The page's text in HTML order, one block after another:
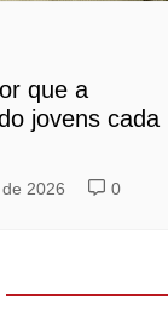
que a
jovens cada
2026 0